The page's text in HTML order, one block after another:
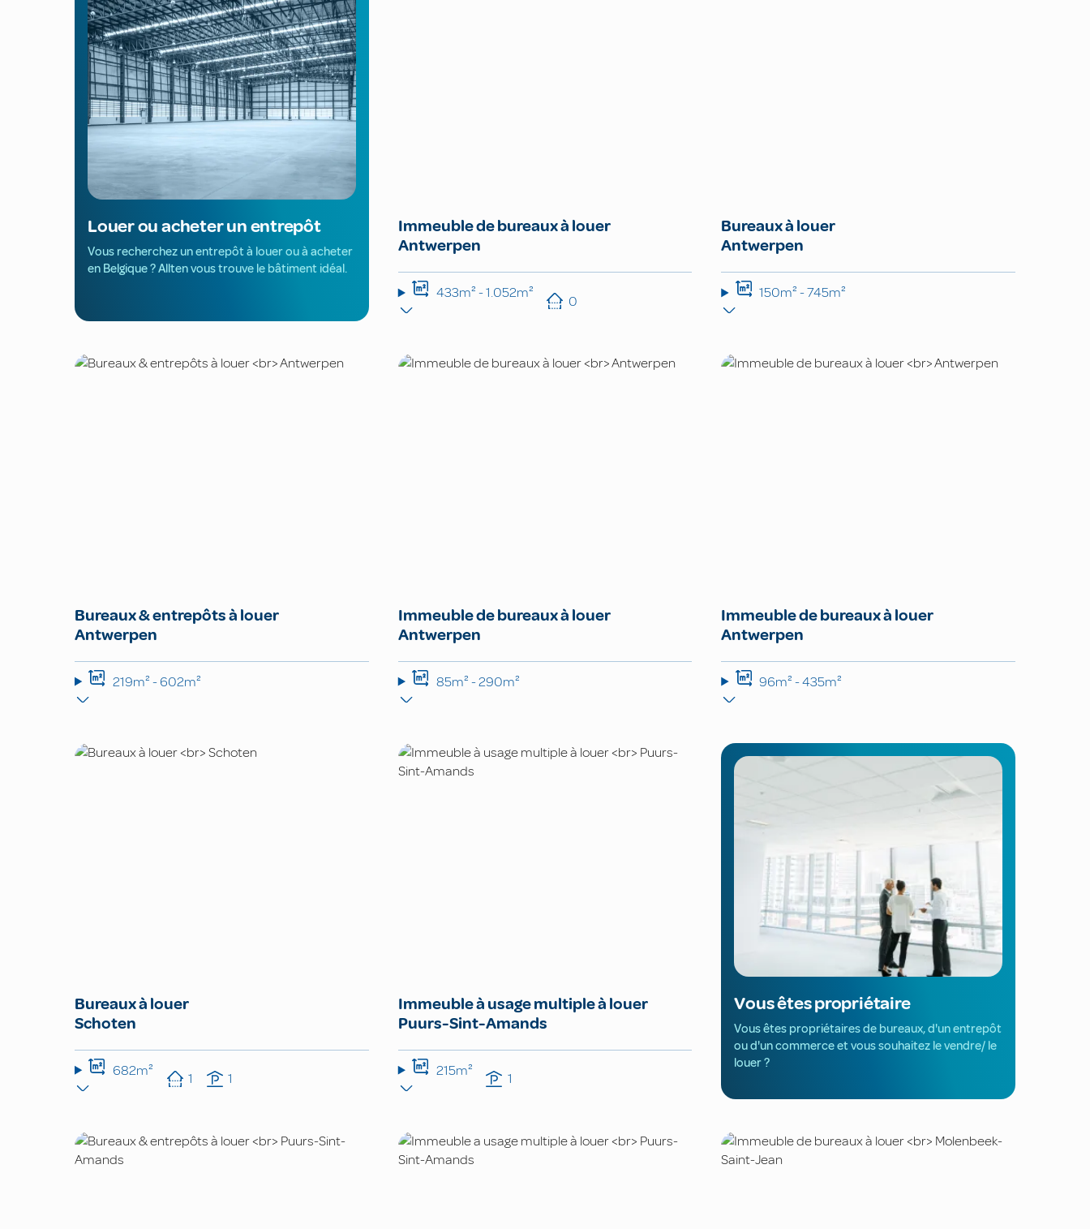
Louer ou acheter un entrepôt
Vous recherchez un entrepôt à louer ou à acheter
en Belgique ? Allten vous trouve le bâtiment idéal.
Immeuble de bureaux à louer
Antwerpen
433m² - 1.052m² 0
Bureaux à louer
Antwerpen
150m² - 745m²
Bureaux & entrepôts à louer
Antwerpen
219m² - 602m²
Immeuble de bureaux à louer
Antwerpen
85m² - 290m²
Immeuble de bureaux à louer
Antwerpen
96m² - 435m²
Bureaux à louer
Schoten
682m² 1 1
Immeuble à usage multiple à louer
Puurs-Sint-Amands
215m² 1
Vous êtes propriétaire
Vous êtes propriétaires de bureaux, d'un entrepôt
ou d'un commerce et vous souhaitez le vendre/ le
louer ?